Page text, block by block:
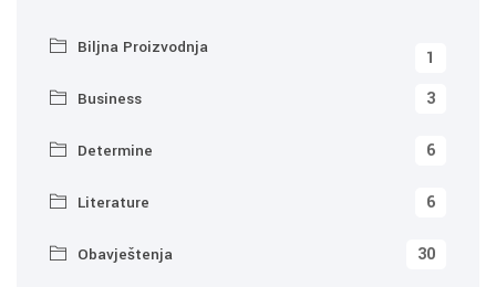
Biljna Proizvodnja 1
Business 3
Determine 6
Literature 6
Obavještenja 30